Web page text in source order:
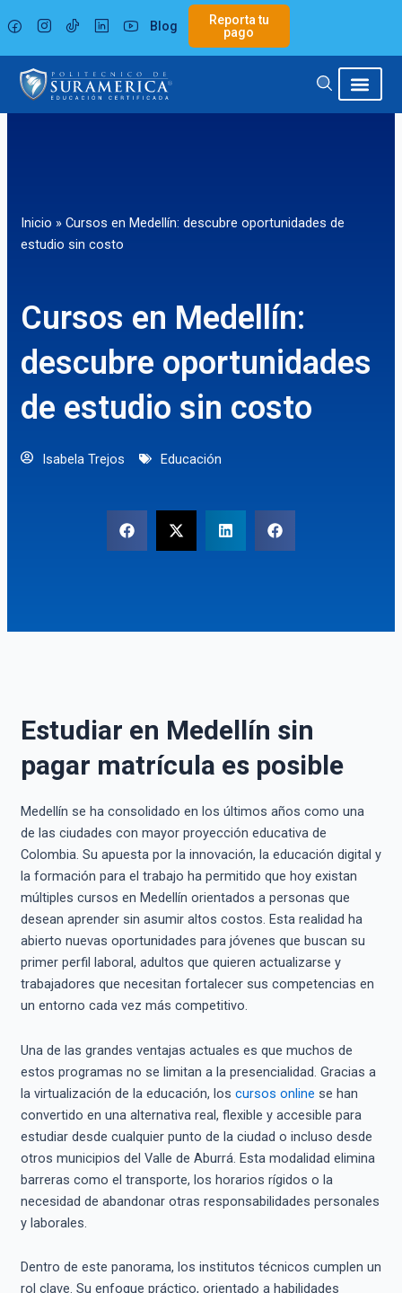
al
contenido
Blog
Reporta tu
pago
Inicio » Cursos en Medellín: descubre oportunidades de
estudio sin costo
Cursos en Medellín:
descubre oportunidades
de estudio sin costo
Isabela Trejos Educación
Estudiar en Medellín sin
pagar matrícula es posible
Medellín se ha consolidado en los últimos años como una
de las ciudades con mayor proyección educativa de
Colombia. Su apuesta por la innovación, la educación digital y
la formación para el trabajo ha permitido que hoy existan
múltiples cursos en Medellín orientados a personas que
desean aprender sin asumir altos costos. Esta realidad ha
abierto nuevas oportunidades para jóvenes que buscan su
primer perfil laboral, adultos que quieren actualizarse y
trabajadores que necesitan fortalecer sus competencias en
un entorno cada vez más competitivo.
Una de las grandes ventajas actuales es que muchos de
estos programas no se limitan a la presencialidad. Gracias a
la virtualización de la educación, los cursos online se han
convertido en una alternativa real, flexible y accesible para
estudiar desde cualquier punto de la ciudad o incluso desde
otros municipios del Valle de Aburrá. Esta modalidad elimina
barreras como el transporte, los horarios rígidos o la
necesidad de abandonar otras responsabilidades personales
y laborales.
Dentro de este panorama, los institutos técnicos cumplen un
rol clave. Su enfoque práctico, orientado a habilidades